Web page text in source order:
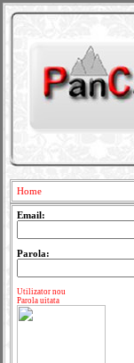
Home
Email:
Parola:
Utilizator nou
Parola uitata